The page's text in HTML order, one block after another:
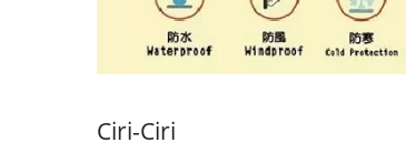
Ciri-Ciri